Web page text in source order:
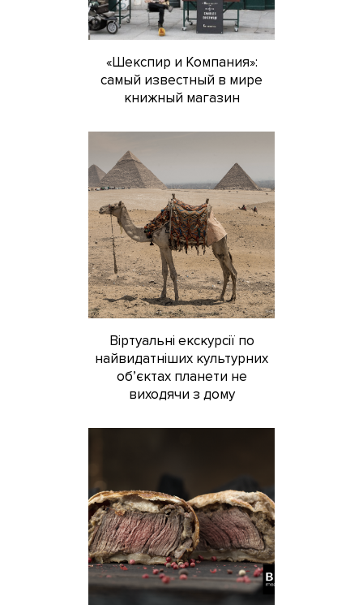
«Шекспир и Компания»:
самый известный в мире
книжный магазин
Віртуальні екскурсії по
найвидатніших культурних
об’єктах планети не
виходячи з дому